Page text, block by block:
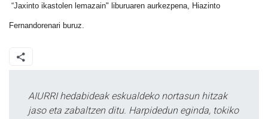
“Jaxinto ikastolen lemazain" liburuaren aurkezpena, Hiazinto
Fernandorenari buruz.
AIURRI hedabideak eskualdeko nortasun hitzak
jaso eta zabaltzen ditu. Harpidedun eginda, tokiko